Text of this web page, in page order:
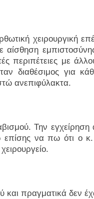
χειρουργική
αίσθηση
περιπέτειες με
διαθέσιμος για
ανεπιφύλακτα.
Την εγχείρηση
να πω ότι ο κ.
και πραγματικά δεν